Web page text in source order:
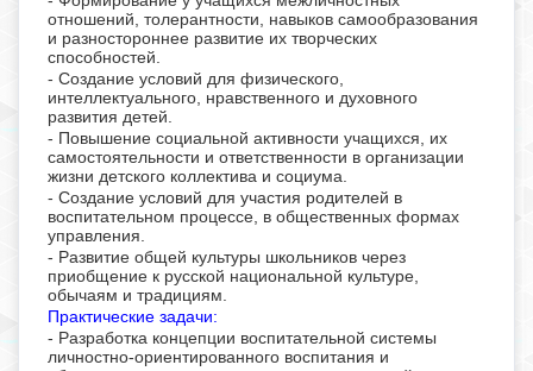
отношений, толерантности, навыков самообразования
и разностороннее развитие их творческих
способностей.
- Создание условий для физического,
интеллектуального, нравственного и духовного
развития детей.
- Повышение социальной активности учащихся, их
самостоятельности и ответственности в организации
жизни детского коллектива и социума.
- Создание условий для участия родителей в
воспитательном процессе, в общественных формах
управления.
- Развитие общей культуры школьников через
приобщение к русской национальной культуре,
обычаям и традициям.
Практические задачи:
- Разработка концепции воспитательной системы
личностно-ориентированного воспитания и